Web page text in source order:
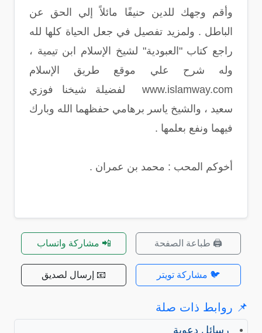
وأقم وجهك للدين حنيفًا مائلاً إلي الحق عن
الباطل . ولمزيد تفصيل في جعل الحياة كلها لله
راجع كتاب "العبودية" لشيخ الإسلام ابن تيمية ،
وله شرح علي موقع طريق الإسلام
www.islamway.com لفضيلة شيخنا فوزي
سعيد ، والشيخ ياسر برهامي حفظهما الله وبارك
فيهما ونفع بعلمها .
أخوكم المحب : محمد بن عمران .
🖨️ طباعة الصفحة 📲 مشاركة واتساب
🐦 مشاركة تويتر 📧 إرسال لصديق
📌 روابط ذات صلة
رسائل دعوية